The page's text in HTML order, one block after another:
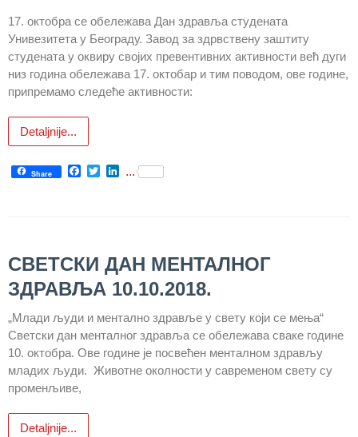
17. октобра се обележава Дан здравља студената
Унивезитета у Београду. Завод за здрвствену заштиту
студената у оквиру својих превентивних активности већ дуги
низ година обележава 17. октобар и тим поводом, ове године,
припремамо следеће активности:
Detaljnije...
Share Facebook
TwitterLinkedIn
...
СВЕТСКИ ДАН МЕНТАЛНОГ
ЗДРАВЉА 10.10.2018.
„Млади људи и ментално здравље у свету који се мења“
Светски дан менталног здравља се обележава сваке године
10. октобра. Ове године је посвећен менталном здрављу
младих људи. Животне околности у савременом свету су
променљиве,
Detaljnije...
здравствену
заштиту
жена
Служба
стоматолошке
здравствене
заштите
Служба за
Служба за
унапређење
и очување
здравља
Служба за
медицинску
Стационар